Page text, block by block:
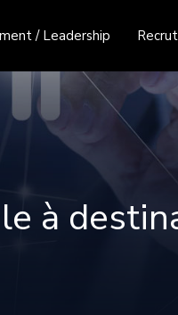
/ Leadership
à